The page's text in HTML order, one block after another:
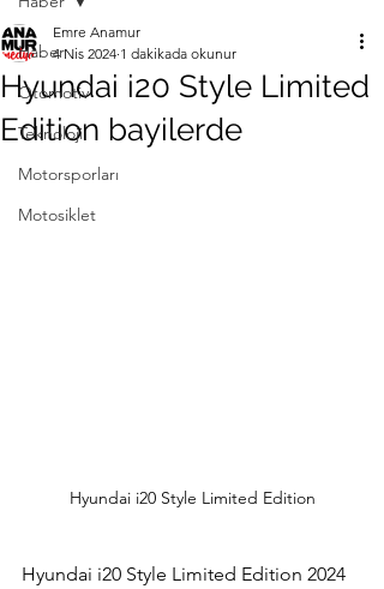
Haber
Otomotiv
Teknoloji
Motorsporları
Motosiklet
Hyundai i20 Style Limited
Edition bayilerde
Emre Anamur
4 Nis 2024 1 dakikada okunur
Hyundai i20 Style Limited Edition
Hyundai i20 Style Limited Edition 2024